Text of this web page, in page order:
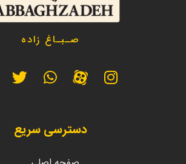
صـبـاغ زاده
دسترسی سریع